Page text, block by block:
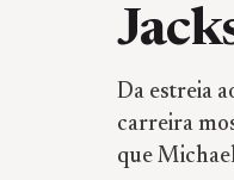
Da estreia
carreira
que